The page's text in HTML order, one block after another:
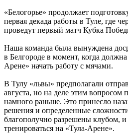
«Белогорье» продолжает
первая декада работы в Туле, где
проведут первый матч Кубка
Наша команда была вынуждена
в Белгороде в момент, когда
Арене» начать работу с мячами.
В Тулу «львы» предполагали
августа, но на деле этим вопросом
намного раньше. Это принесло
решения и определенные
благополучно разрешены клубом, и
тренироваться на «Тула-Арене».